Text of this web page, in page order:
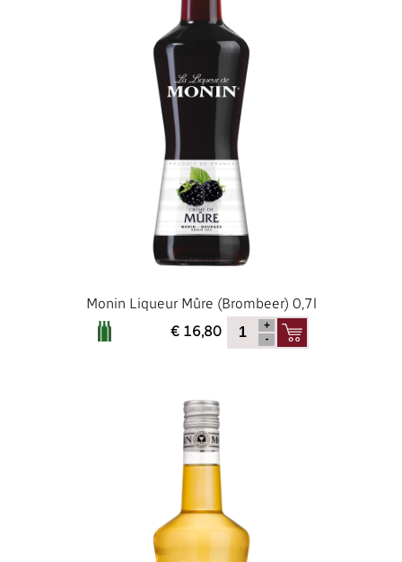
Monin Liqueur Mûre (Brombeer) 0,7l
€ 16,80